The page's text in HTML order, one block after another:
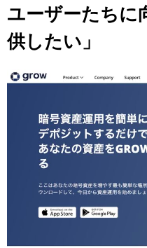
ユーザーたちに
供したい」